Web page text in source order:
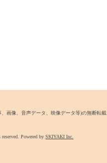
、画像、音声データ、映像データ等)の無断転載
Powered bySKIYAKI Inc.